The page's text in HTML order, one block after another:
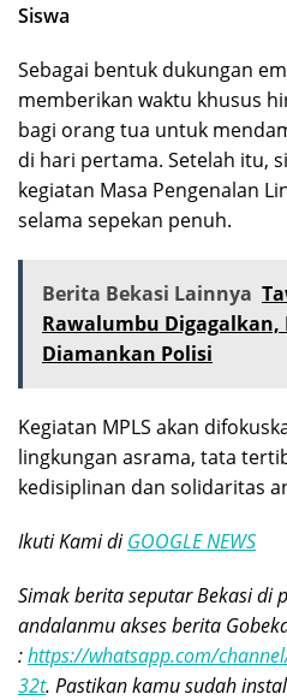
Siswa
Sebagai bentuk dukungan
memberikan waktu khusus
bagi orang tua untuk
di hari pertama. Setelah itu,
kegiatan Masa Pengenalan
selama sepekan penuh.
Berita Bekasi Lainnya
Rawalumbu Digagalkan,
Diamankan Polisi
Kegiatan MPLS akan
lingkungan asrama, tata
kedisiplinan dan solidaritas
Ikuti Kami diGOOGLE NEWS
Simak berita seputar Bekasi di
andalanmu akses berita
:https://whatsapp.com/
32t. Pastikan kamu sudah